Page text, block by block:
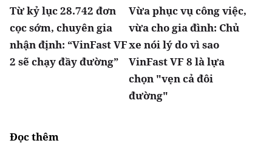
Từ kỷ lục 28.742 đơn
cọc sớm, chuyên gia
nhận định: “VinFast VF
2 sẽ chạy đầy đường”
Vừa phục vụ công việc,
vừa cho gia đình: Chủ
xe nói lý do vì sao
VinFast VF 8 là lựa
chọn "vẹn cả đôi
đường"
Đọc thêm